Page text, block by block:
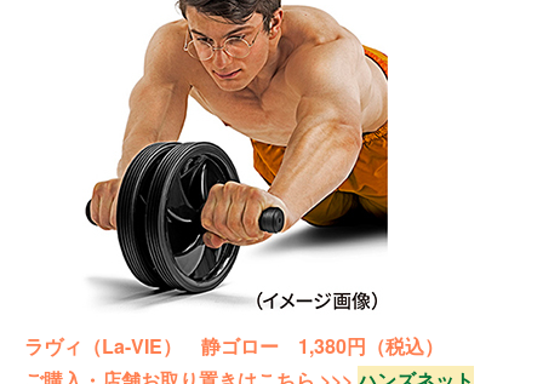
ラヴィ（La-VIE） 静ゴロー 1,380円（税込）